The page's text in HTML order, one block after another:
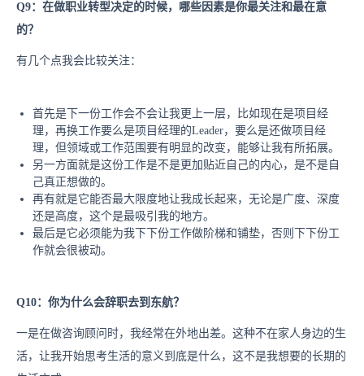
Q9：在做职业转型决定的时候，哪些因素是你最关注和最在意
的？
有几个点我会比较关注：
首先是下一份工作会不会让我更上一层，比如现在是项目经
理，再换工作要么是项目经理的Leader，要么是还做项目经
理，但领域或工作范围要有明显的改变，能够让我有所拓展。
另一方面就是这份工作是不是更加贴近自己的内心，是不是自
己真正想做的。
再有就是它能否最大限度地让我成长起来，无论是广度、深度
还是高度，这个是最吸引我的地方。
最后是它必须能为我下下份工作做阶梯和铺垫，否则下下份工
作就会很被动。
Q10：你为什么会辞职去到东航？
一是在做咨询顾问时，我经常在外地出差。这种不在家人身边的生
活，让我开始思考生活的意义到底是什么，这不是我想要的长期的